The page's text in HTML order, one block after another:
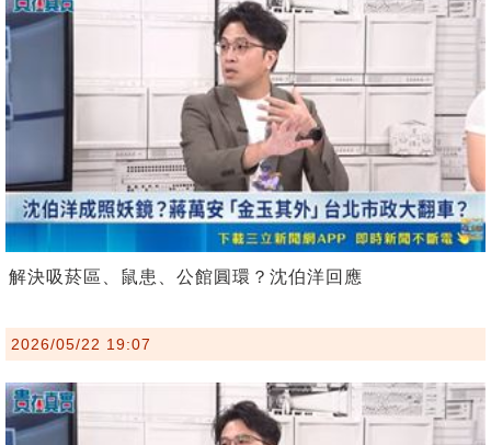
解決吸菸區、鼠患、公館圓環？沈伯洋回應
2026/05/22 19:07